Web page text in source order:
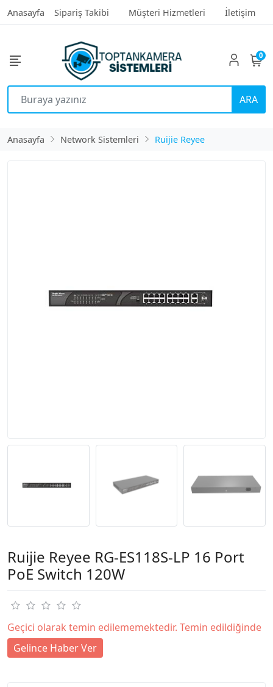
Anasayfa Sipariş Takibi Müşteri Hizmetleri İletişim
ARA
0
Anasayfa Network Sistemleri Ruijie Reyee
Ruijie Reyee RG-ES118S-LP 16 Port
PoE Switch 120W
Geçici olarak temin edilememektedir. Temin edildiğinde
Gelince Haber Ver